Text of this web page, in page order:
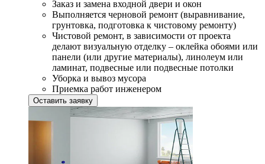
Заказ и замена входной двери и окон
Выполняется черновой ремонт (выравнивание,
грунтовка, подготовка к чистовому ремонту)
Чистовой ремонт, в зависимости от проекта
делают визуальную отделку – оклейка обоями или
панели (или другие материалы), линолеум или
ламинат, подвесные или подвесные потолки
Уборка и вывоз мусора
Приемка работ инженером
Оставить заявку